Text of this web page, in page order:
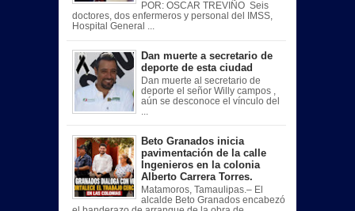
POR: OSCAR TREVIÑO Seis
doctores, dos enfermeros y personal del IMSS,
Hospital General ...
Dan muerte a secretario de
deporte de esta ciudad
Dan muerte al secretario de
deporte el señor Willy campos ,
aún se desconoce el vínculo del
Beto Granados inicia
pavimentación de la calle
Ingenieros en la colonia
Alberto Carrera Torres.
Matamoros, Tamaulipas.– El
alcalde Beto Granados encabezó